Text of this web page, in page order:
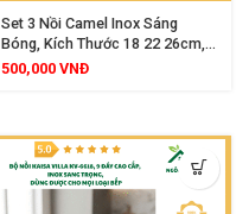
Set 3 Nồi Camel Inox Sáng
Bóng, Kích Thước 18 22 26cm,
Dùng Được Mọi Loại Bếp
500,000 VNĐ